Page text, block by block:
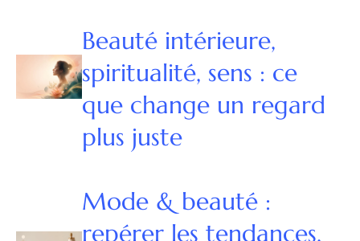
Beauté intérieure,
spiritualité, sens : ce
que change un regard
plus juste
Mode & beauté :
repérer les tendances,